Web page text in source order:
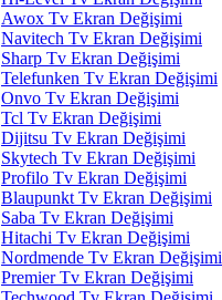
Awox Tv Ekran Değişimi
Navitech Tv Ekran Değişimi
Sharp Tv Ekran Değişimi
Telefunken Tv Ekran Değişimi
Onvo Tv Ekran Değişimi
Tcl Tv Ekran Değişimi
Dijitsu Tv Ekran Değişimi
Skytech Tv Ekran Değişimi
Profilo Tv Ekran Değişimi
Blaupunkt Tv Ekran Değişimi
Saba Tv Ekran Değişimi
Hitachi Tv Ekran Değişimi
Nordmende Tv Ekran Değişimi
Premier Tv Ekran Değişimi